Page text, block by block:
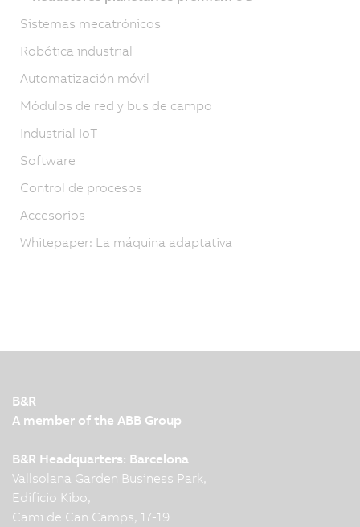
Sistemas mecatrónicos
Robótica industrial
Automatización móvil
Módulos de red y bus de campo
Industrial IoT
Software
Control de procesos
Accesorios
Whitepaper: La máquina adaptativa
B&R
A member of the ABB Group
B&R Headquarters: Barcelona
Vallsolana Garden Business Park,
Edificio Kibo,
Cami de Can Camps, 17-19